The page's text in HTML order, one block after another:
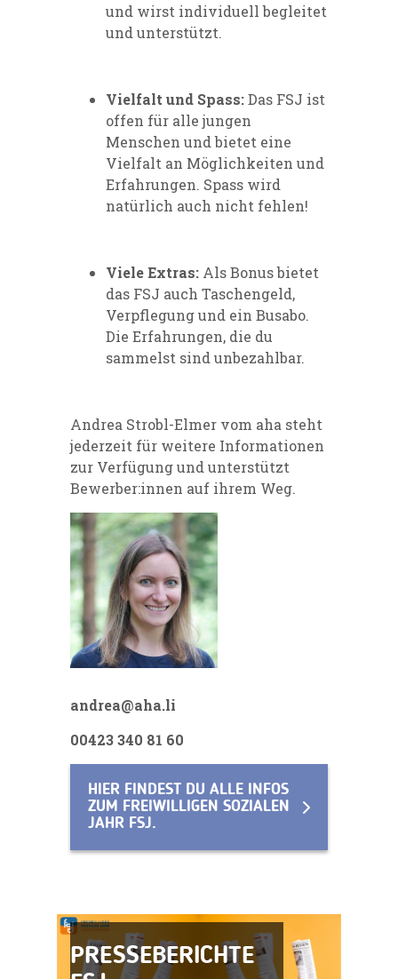
und wirst individuell begleitet
und unterstützt.
Vielfalt und Spass:Das FSJ ist
offen für alle jungen
Menschen und bietet eine
Vielfalt an Möglichkeiten und
Erfahrungen. Spass wird
natürlich auch nicht fehlen!
Viele Extras: Als Bonus bietet
das FSJ auch Taschengeld,
Verpflegung und ein Busabo.
Die Erfahrungen, die du
sammelst sind unbezahlbar.
Andrea Strobl-Elmer vom aha steht
jederzeit für weitere Informationen
zur Verfügung und unterstützt
Bewerber:innen auf ihrem Weg.
andrea@aha.li
00423 340 81 60
HIER FINDEST DU ALLE INFOS
ZUM FREIWILLIGEN SOZIALEN
JAHR FSJ.
PRESSEBERICHTE